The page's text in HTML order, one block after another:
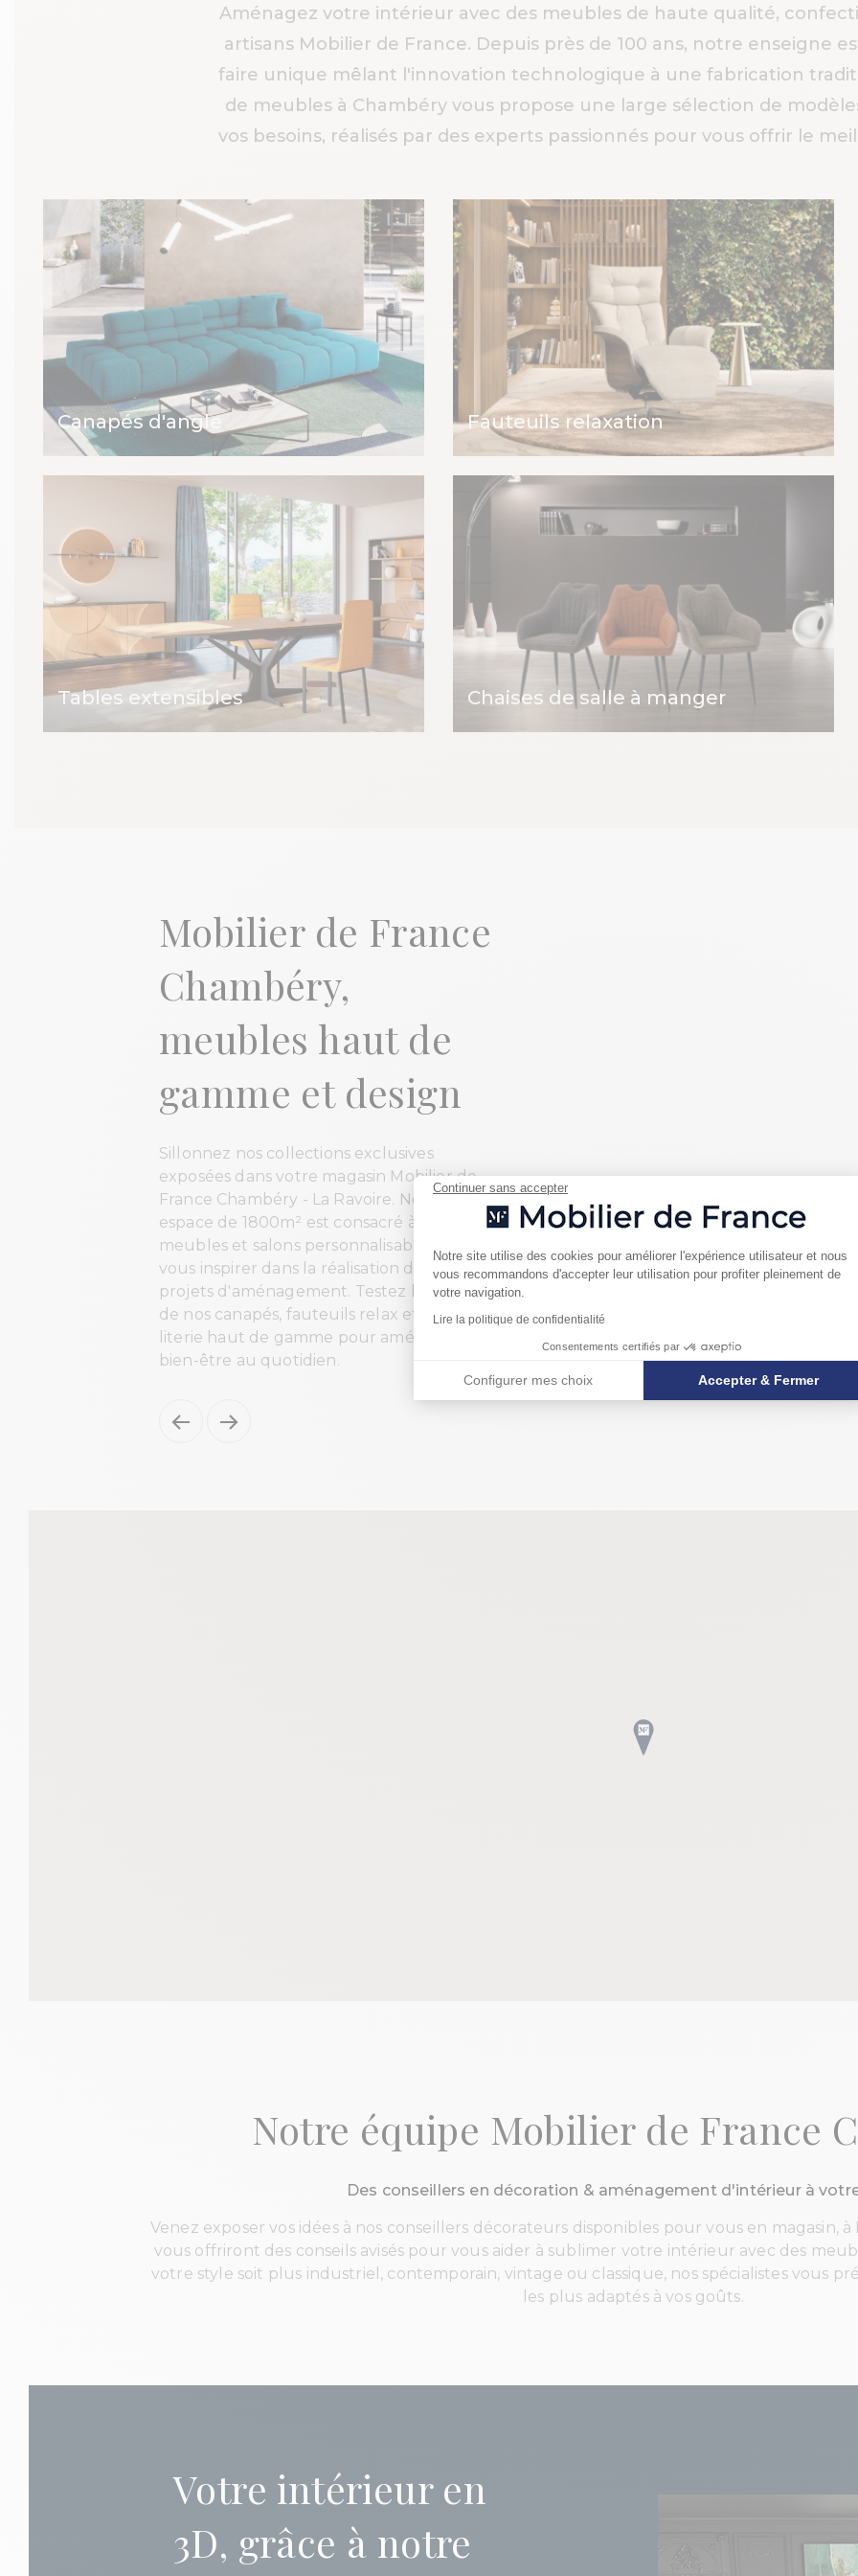
Continuer sans accepter
Plateforme de Gestion du
Notre site utilise des cookies pour améliorer l'expérience utilisateur et nous
vous recommandons d'accepter leur utilisation pour profiter pleinement de
votre navigation.
Lire la politique de confidentialité
Consentements certifiés par
Configurer mes choix Accepter & Fermer
Axeptio consent
Aménagez votre intérieur avec des meubles de haute qualité,
artisans Mobilier de France. Depuis près de 100 ans, notre enseigne
faire unique mêlant l'innovation technologique à une fabrication
de meubles à Chambéry vous propose une large sélection de
vos besoins, réalisés par des experts passionnés pour vous offrir le
Canapés d'angle Fauteuils relaxation
Tables extensibles Chaises de salle à manger
Mobilier de France
Chambéry,
meubles haut de
gamme et design
Sillonnez nos collections exclusives
exposées dans votre magasin Mobilier de
France Chambéry - La Ravoire. Notre grand
espace de 1800m² est consacré à nos
meubles et salons personnalisables pour
vous inspirer dans la réalisation de vos
projets d'aménagement. Testez le confort
de nos canapés, fauteuils relax et de notre
literie haut de gamme pour améliorer votre
bien-être au quotidien.
Notre équipe Mobilier de France
Des conseillers en décoration & aménagement d'intérieur à
Venez exposer vos idées à nos conseillers décorateurs disponibles pour vous en magasin,
vous offriront des conseils avisés pour vous aider à sublimer votre intérieur avec des
votre style soit plus industriel, contemporain, vintage ou classique, nos spécialistes vous
les plus adaptés à vos goûts.
Votre intérieur en
3D, grâce à notre